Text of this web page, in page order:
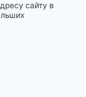
сайту в